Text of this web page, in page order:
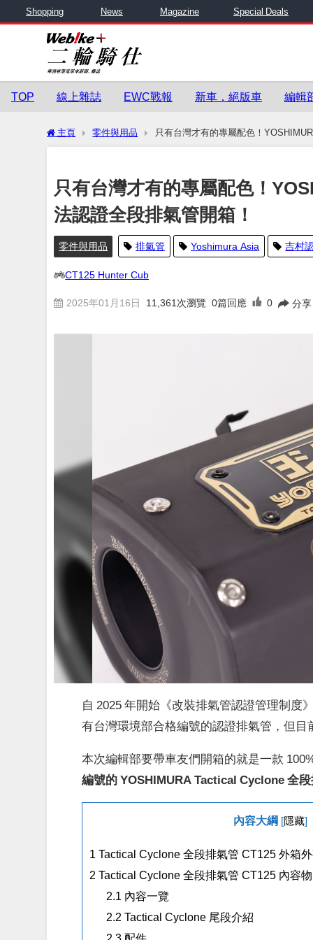
Shopping News Magazine Special Deals
TOP 線上雜誌 EWC戰報 新車．絕版車 編輯
主頁 零件與用品 只有台灣才有的專屬配色！
只有台灣才有的專屬配色！
法認證全段排氣管開箱！
零件與用品 排氣管 Yoshimura Asia 吉村
CT125 Hunter Cub
2025年01月16日 11,361 次瀏覽 0篇回應 0 分享
自 2025 年開始《改裝排氣管認證管理制度
有台灣環境部合格編號的認證排氣管，但
本次編輯部要帶車友們開箱的就是一款
編號的 YOSHIMURA Tactical Cyclone 全
內容大綱 隱藏
1 Tactical Cyclone 全段排氣管 CT125 外箱
2 Tactical Cyclone 全段排氣管 CT125 內容物
2.1 內容一覽
2.2 Tactical Cyclone 尾段介紹
2.3 配件